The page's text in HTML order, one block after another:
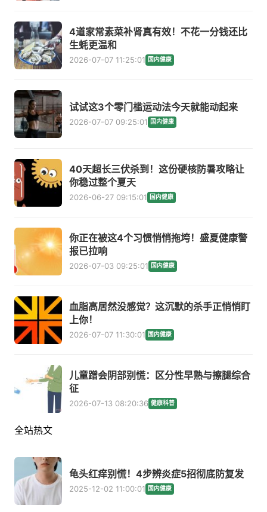
4道家常素菜补肾真有效！不花一分钱还比
生蚝更温和
2026-07-07 11:25:01 国内健康
试试这3个零门槛运动法今天就能动起来
2026-07-07 09:25:01 国内健康
40天超长三伏杀到！这份硬核防暑攻略让
你稳过整个夏天
2026-06-27 09:15:01 国内健康
你正在被这4个习惯悄悄拖垮！盛夏健康警
报已拉响
2026-07-03 09:25:01 国内健康
血脂高居然没感觉？这沉默的杀手正悄悄盯
上你！
2026-07-07 11:30:01 国内健康
儿童蹭会阴部别慌：区分性早熟与擦腿综合
征
2026-07-13 08:20:36 健康科普
全站热文
龟头红痒别慌！4步辨炎症5招彻底防复发
2025-12-02 11:00:01 国内健康